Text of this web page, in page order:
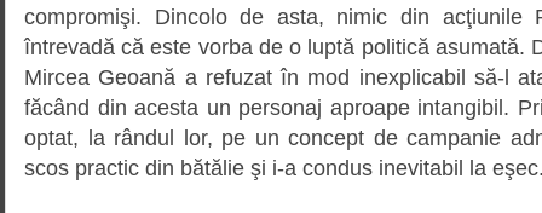
compromişi. Dincolo de asta, nimic din
întrevadă că este vorba de o luptă politică asumată.
Mircea Geoană a refuzat în mod inexplicabil să-l
făcând din acesta un personaj aproape intangibil.
optat, la rândul lor, pe un concept de campanie
scos practic din bătălie şi i-a condus inevitabil la